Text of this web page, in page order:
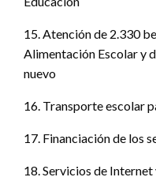
15. Atención de 2.330
Alimentación Escolar y
nuevo
16. Transporte escolar
17. Financiación de los
18. Servicios de